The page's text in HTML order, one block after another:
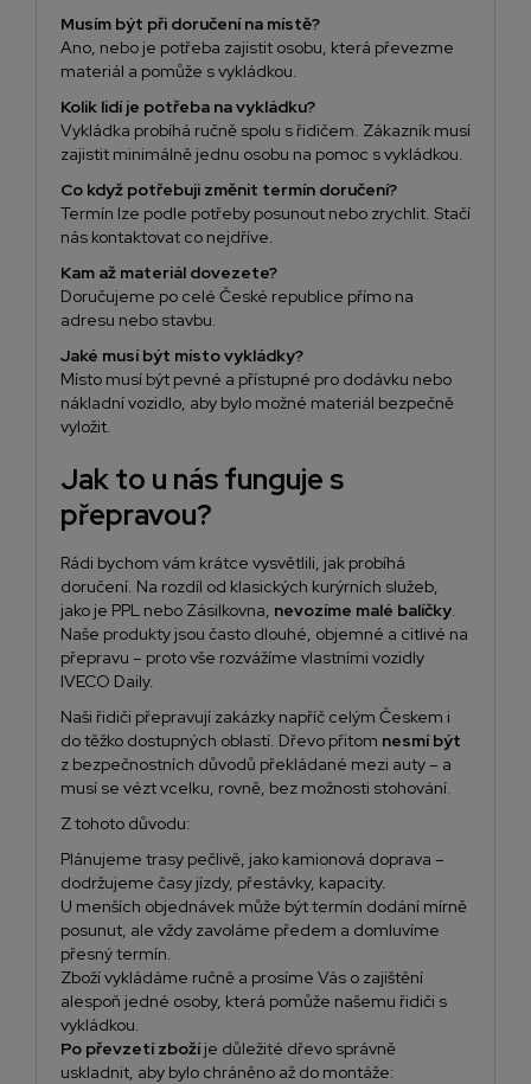
Musím být při doručení na místě?
Ano, nebo je potřeba zajistit osobu, která převezme
materiál a pomůže s vykládkou.
Kolik lidí je potřeba na vykládku?
Vykládka probíhá ručně spolu s řidičem. Zákazník musí
zajistit minimálně jednu osobu na pomoc s vykládkou.
Co když potřebuji změnit termín doručení?
Termín lze podle potřeby posunout nebo zrychlit. Stačí
nás kontaktovat co nejdříve.
Kam až materiál dovezete?
Doručujeme po celé České republice přímo na
adresu nebo stavbu.
Jaké musí být místo vykládky?
Místo musí být pevné a přístupné pro dodávku nebo
nákladní vozidlo, aby bylo možné materiál bezpečně
vyložit.
Jak to u nás funguje s
přepravou?
Rádi bychom vám krátce vysvětlili, jak probíhá
doručení. Na rozdíl od klasických kurýrních služeb,
jako je PPL nebo Zásilkovna, nevozíme malé balíčky.
Naše produkty jsou často dlouhé, objemné a citlivé na
přepravu – proto vše rozvážíme vlastními vozidly
IVECO Daily.
Naši řidiči přepravují zakázky napříč celým Českem i
do těžko dostupných oblastí. Dřevo přitom nesmí být
z bezpečnostních důvodů překládané mezi auty – a
musí se vézt vcelku, rovně, bez možnosti stohování.
Z tohoto důvodu:
Plánujeme trasy pečlivě, jako kamionová doprava –
dodržujeme časy jízdy, přestávky, kapacity.
U menších objednávek může být termín dodání mírně
posunut, ale vždy zavoláme předem a domluvíme
přesný termín.
Zboží vykládáme ručně a prosíme Vás o zajištění
alespoň jedné osoby, která pomůže našemu řidiči s
vykládkou.
Po převzetí zbožíje důležité dřevo správně
uskladnit, aby bylo chráněno až do montáže: